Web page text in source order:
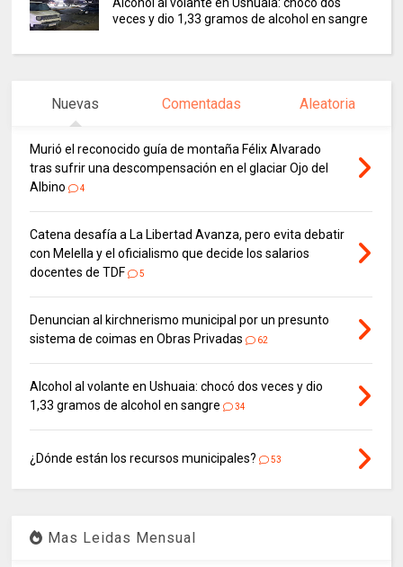
veces y dio 1,33 gramos de alcohol en sangre
Nuevas Comentadas Aleatoria
Murió el reconocido guía de montaña Félix Alvarado
tras sufrir una descompensación en el glaciar Ojo del
Albino
4
Catena desafía a La Libertad Avanza, pero evita debatir
con Melella y el oficialismo que decide los salarios
docentes de TDF
5
Denuncian al kirchnerismo municipal por un presunto
sistema de coimas en Obras Privadas
62
Alcohol al volante en Ushuaia: chocó dos veces y dio
1,33 gramos de alcohol en sangre
34
¿Dónde están los recursos municipales? 53
Mas Leidas Mensual